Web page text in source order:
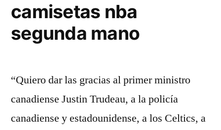
camisetas nba
segunda mano
“Quiero dar las gracias al primer ministro
canadiense Justin Trudeau, a la policía
canadiense y estadounidense, a los Celtics, a